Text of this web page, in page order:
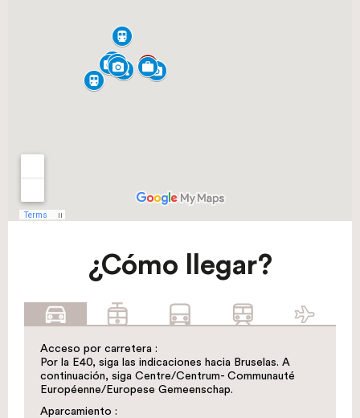
¿Cómo llegar?
Acceso por carretera :
Por la E40, siga las indicaciones hacia Bruselas. A
continuación, siga Centre/Centrum- Communauté
Européenne/Europese Gemeenschap.
Aparcamiento :